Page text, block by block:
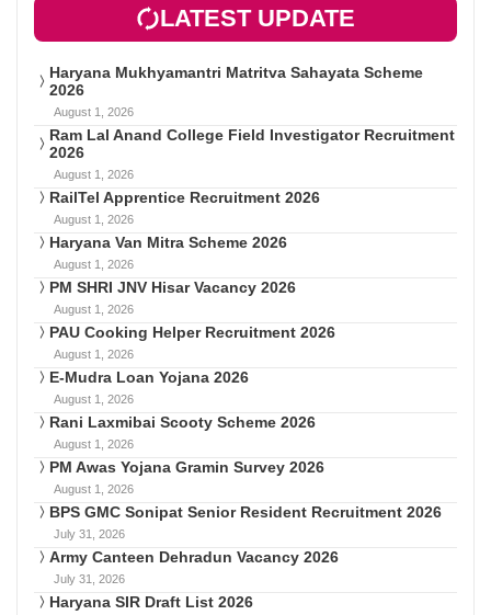
LATEST UPDATE
Haryana Mukhyamantri Matritva Sahayata Scheme
2026
August 1, 2026
Ram Lal Anand College Field Investigator Recruitment
2026
August 1, 2026
RailTel Apprentice Recruitment 2026
August 1, 2026
Haryana Van Mitra Scheme 2026
August 1, 2026
PM SHRI JNV Hisar Vacancy 2026
August 1, 2026
PAU Cooking Helper Recruitment 2026
August 1, 2026
E-Mudra Loan Yojana 2026
August 1, 2026
Rani Laxmibai Scooty Scheme 2026
August 1, 2026
PM Awas Yojana Gramin Survey 2026
August 1, 2026
BPS GMC Sonipat Senior Resident Recruitment 2026
July 31, 2026
Army Canteen Dehradun Vacancy 2026
July 31, 2026
Haryana SIR Draft List 2026